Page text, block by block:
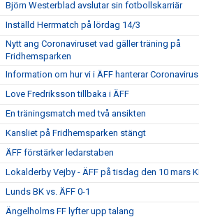
Björn Westerblad avslutar sin fotbollskarriär
Inställd Herrmatch på lördag 14/3
Nytt ang Coronaviruset vad gäller träning på
Fridhemsparken
Information om hur vi i ÄFF hanterar
Love Fredriksson tillbaka i ÄFF
En träningsmatch med två ansikten
Kansliet på Fridhemsparken stängt
ÄFF förstärker ledarstaben
Lokalderby Vejby - ÄFF på tisdag den 10 mars
Lunds BK vs. ÄFF 0-1
Ängelholms FF lyfter upp talang